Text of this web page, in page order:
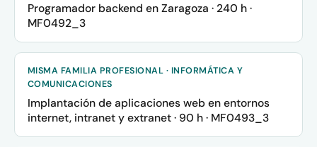
Programador backend en Zaragoza · 240 h ·
MF0492_3
MISMA FAMILIA PROFESIONAL · INFORMÁTICA Y
COMUNICACIONES
Implantación de aplicaciones web en entornos
internet, intranet y extranet · 90 h · MF0493_3